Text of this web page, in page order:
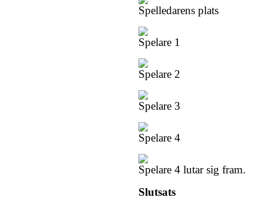
Spelledarens plats
Spelare 1
Spelare 2
Spelare 3
Spelare 4
Spelare 4 lutar sig fram.
Slutsats